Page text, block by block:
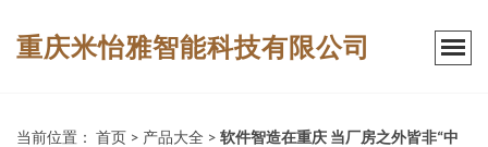
重庆米怡雅智能科技有限公司
当前位置： 首页 > 产品大全 > 软件智造在重庆 当厂房之外皆非“中